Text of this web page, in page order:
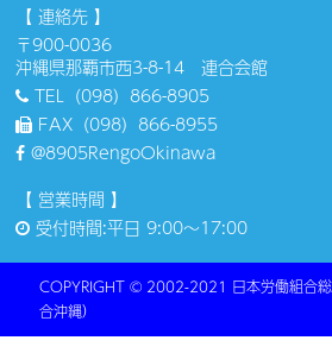
【 連絡先 】
〒900-0036
沖縄県那覇市西3-8-14 連合会館
TEL（098）866-8905
FAX（098）866-8955
@8905RengoOkinawa
【 営業時間 】
受付時間:平日 9:00〜17:00
COPYRIGHT © 2002-2021 ⽇本労働組合
合沖縄）